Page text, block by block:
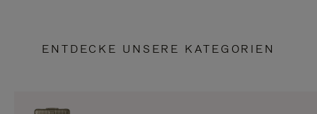
ENTDECKE UNSERE KATEGORIEN